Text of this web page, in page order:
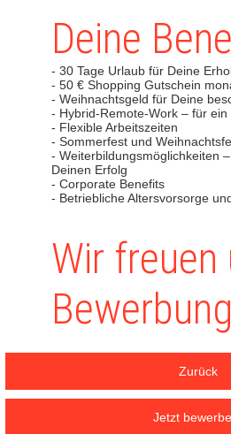
Deine
- 30 Tage Urlaub für Deine
- 50 € Shopping Gutschein
- Weihnachtsgeld für Deine
- Hybrid-Remote-Work – für ein
- Flexible Arbeitszeiten
- Sommerfest und
- Weiterbildungsmöglichkeiten
Deinen Erfolg
- Corporate Benefits
- Betriebliche Altersvorsorge
Wir freuen
Zurück
Jetzt